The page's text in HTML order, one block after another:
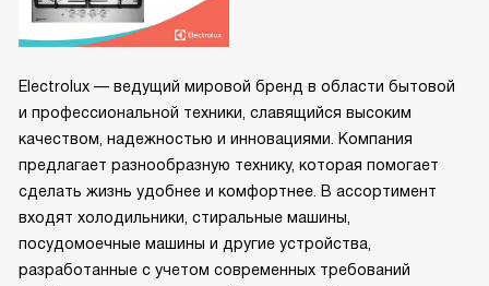
Electrolux — ведущий мировой бренд в области бытовой
и профессиональной техники, славящийся высоким
качеством, надежностью и инновациями. Компания
предлагает разнообразную технику, которая помогает
сделать жизнь удобнее и комфортнее. В ассортимент
входят холодильники, стиральные машины,
посудомоечные машины и другие устройства,
разработанные с учетом современных требований